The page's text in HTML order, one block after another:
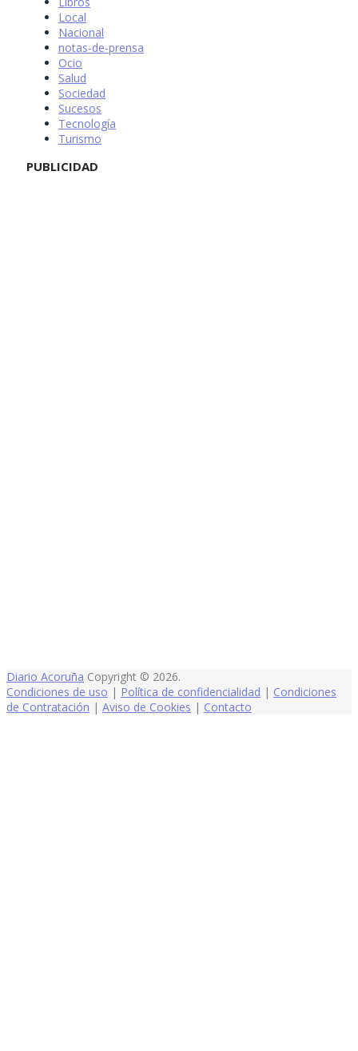
Local
Nacional
notas-de-prensa
Ocio
Salud
Sociedad
Sucesos
Tecnología
Turismo
PUBLICIDAD
Diario Acoruña Copyright © 2026.
Condiciones de uso | Política de confidencialidad | Condiciones
de Contratación | Aviso de Cookies | Contacto